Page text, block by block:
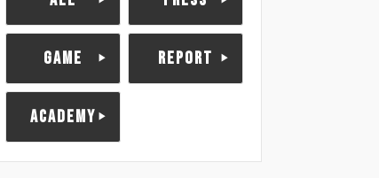
GAME REPORT
ACADEMY